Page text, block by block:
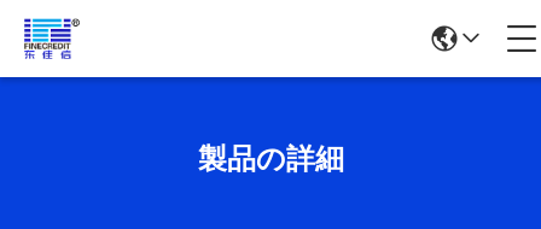
製品の詳細